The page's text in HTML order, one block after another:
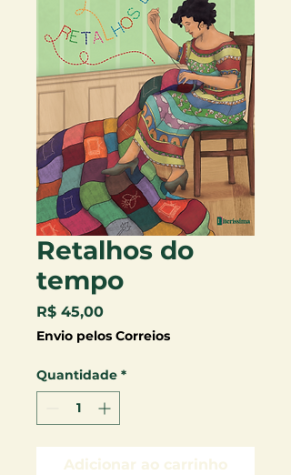
Retalhos do
tempo
R$ 45,00Preço
Envio pelos Correios
Quantidade *
Adicionar ao carrinho